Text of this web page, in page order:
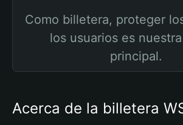
Como billetera, proteger
los usuarios es
principal.
Acerca de la billetera